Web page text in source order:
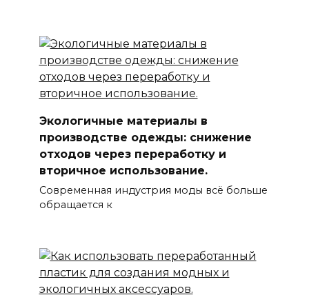
Экологичные материалы в
производстве одежды: снижение
отходов через переработку и
вторичное использование.
Современная индустрия моды всё больше
обращается к